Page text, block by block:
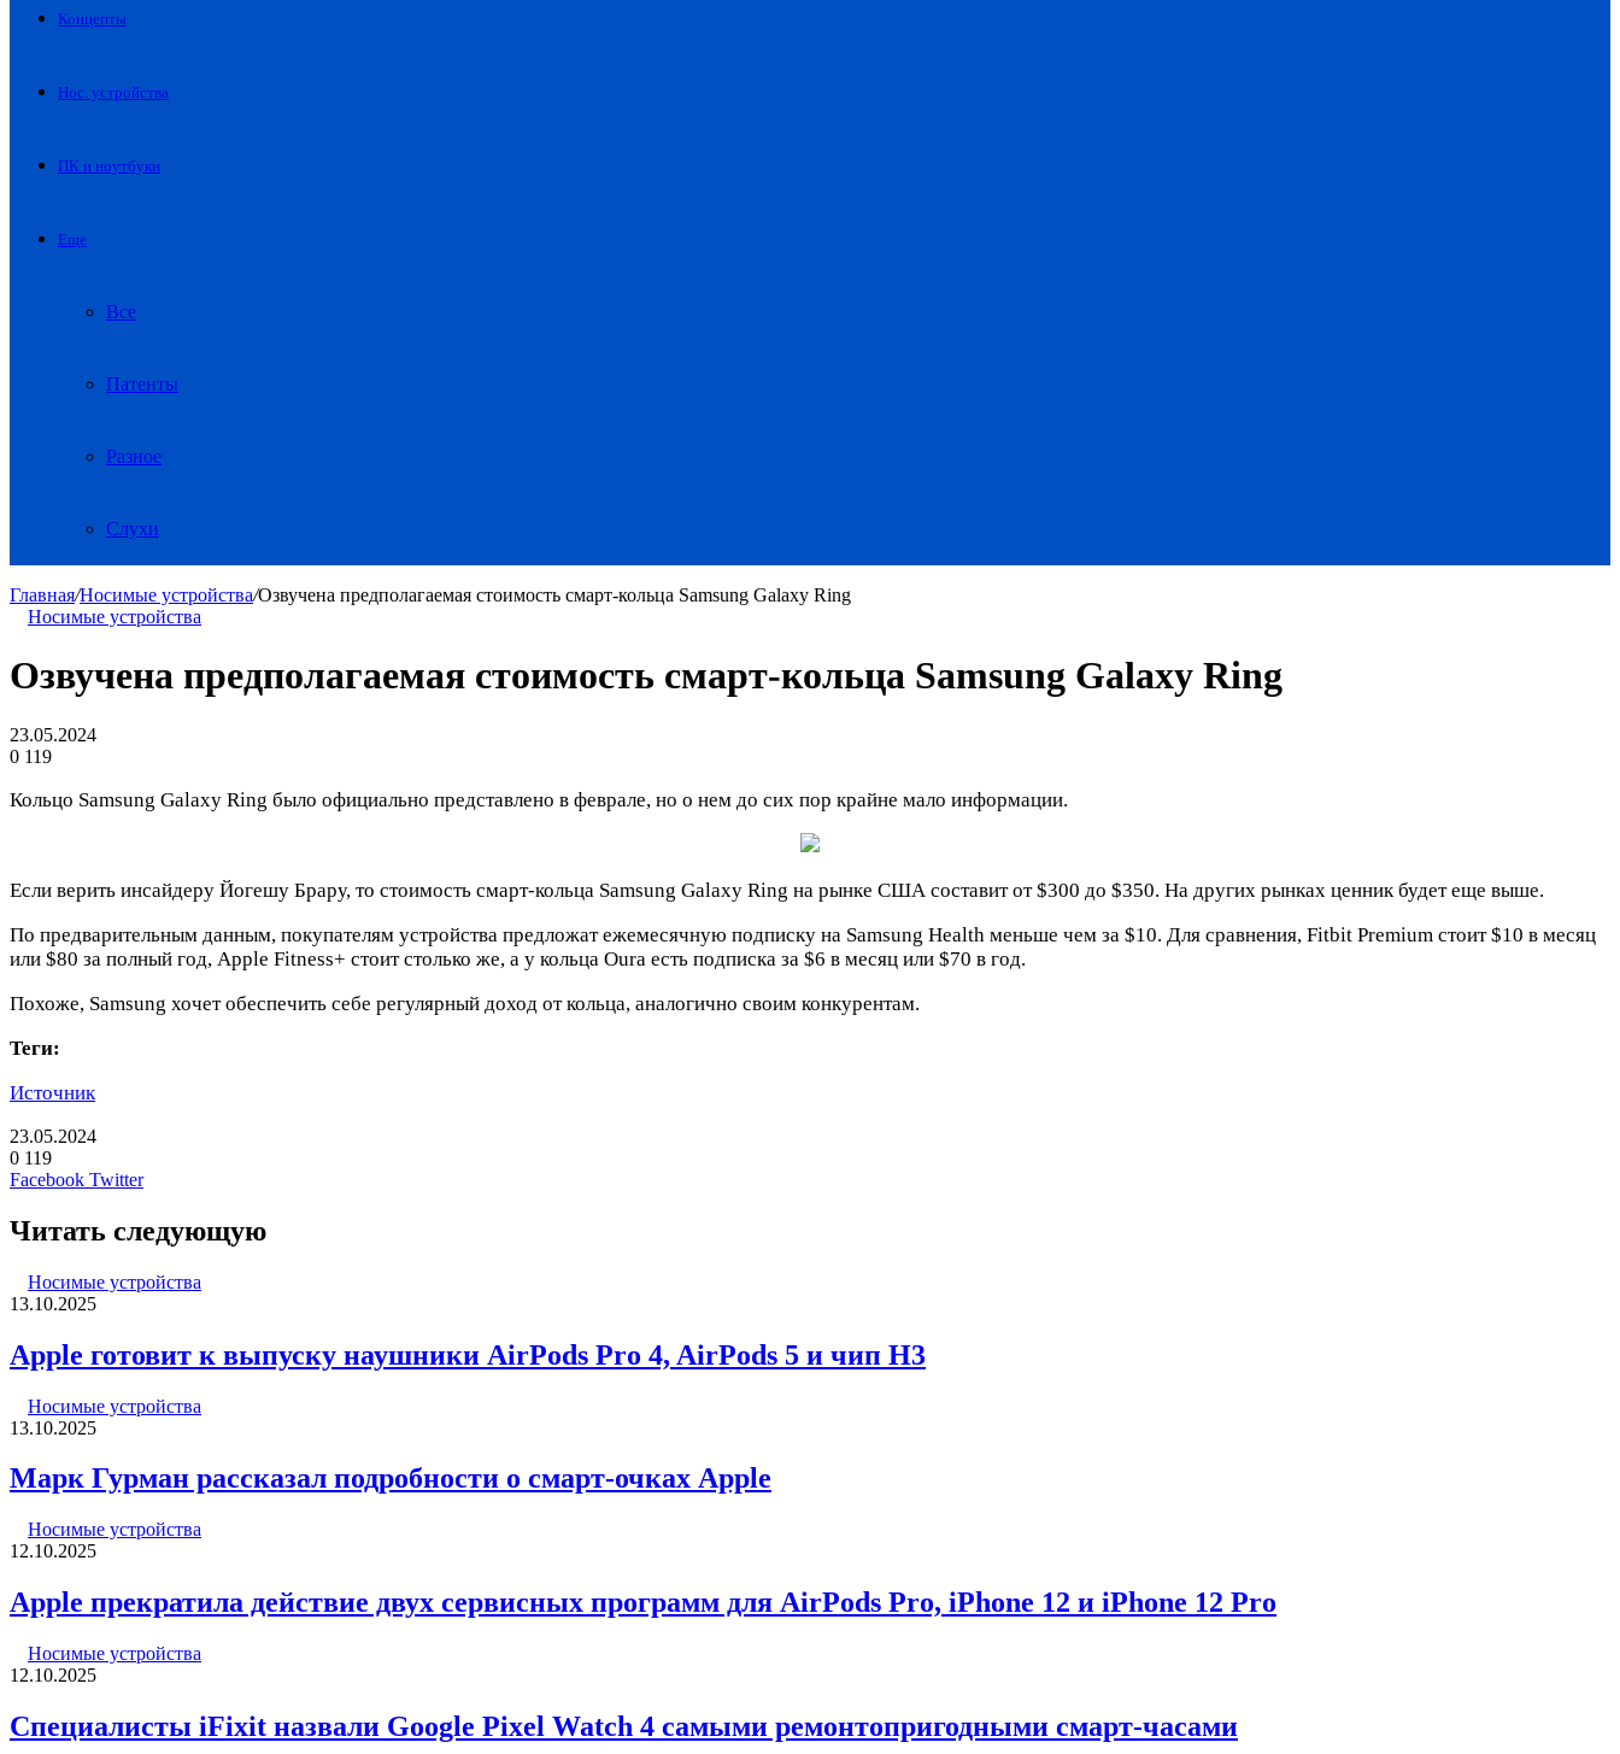
Концепты
Нос. устройства
ПК и ноутбуки
Еще
Все
Патенты
Разное
Слухи
Главная/Носимые устройства/Озвучена предполагаемая стоимость смарт-кольца Samsung Galaxy Ring
Носимые устройства
Озвучена предполагаемая стоимость смарт-кольца Samsung Galaxy Ring
23.05.2024
0 119
Кольцо Samsung Galaxy Ring было официально представлено в феврале, но о нем до сих пор крайне мало информации.
Если верить инсайдеру Йогешу Брару, то стоимость смарт-кольца Samsung Galaxy Ring на рынке США составит от $300 до $350. На других рынках ценник будет еще выше.
По предварительным данным, покупателям устройства предложат ежемесячную подписку на Samsung Health меньше чем за $10. Для сравнения, Fitbit Premium стоит $10 в месяц
или $80 за полный год, Apple Fitness+ стоит столько же, а у кольца Oura есть подписка за $6 в месяц или $70 в год.
Похоже, Samsung хочет обеспечить себе регулярный доход от кольца, аналогично своим конкурентам.
Теги:
Источник
23.05.2024
0 119
Facebook TwitterLinkedIn
Pinterest
Вконтакте
Одноклассники
Skype
WhatsApp
Telegram
Viber
Читать следующую
Носимые устройства
13.10.2025
Apple готовит к выпуску наушники AirPods Pro 4, AirPods 5 и чип H3
Носимые устройства
13.10.2025
Марк Гурман рассказал подробности о смарт-очках Apple
Носимые устройства
12.10.2025
Apple прекратила действие двух сервисных программ для AirPods Pro, iPhone 12 и iPhone 12 Pro
Носимые устройства
12.10.2025
Специалисты iFixit назвали Google Pixel Watch 4 самыми ремонтопригодными смарт-часами